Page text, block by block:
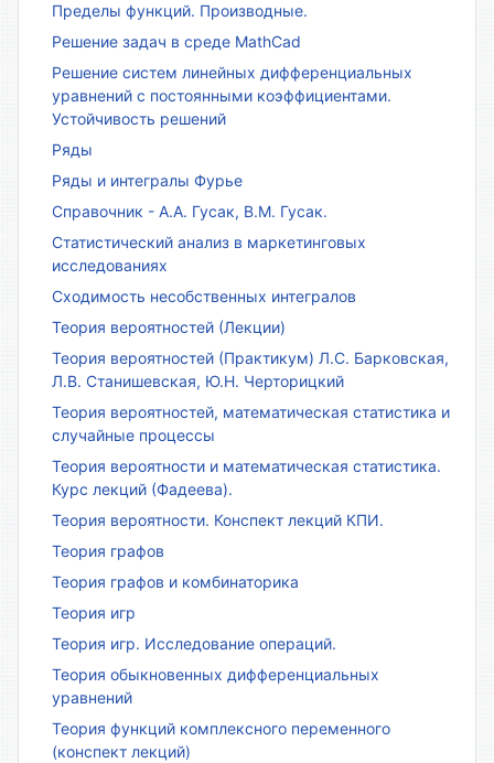
Пределы функций. Производные.
Решение задач в среде MathCad
Решение систем линейных дифференциальных
уравнений с постоянными коэффициентами.
Устойчивость решений
Ряды
Ряды и интегралы Фурье
Справочник - А.А. Гусак, В.М. Гусак.
Статистический анализ в маркетинговых
исследованиях
Сходимость несобственных интегралов
Теория вероятностей (Лекции)
Теория вероятностей (Практикум) Л.С. Барковская,
Л.В. Станишевская, Ю.Н. Черторицкий
Теория вероятностей, математическая статистика и
случайные процессы
Теория вероятности и математическая статистика.
Курс лекций (Фадеева).
Теория вероятности. Конспект лекций КПИ.
Теория графов
Теория графов и комбинаторика
Теория игр
Теория игр. Исследование операций.
Теория обыкновенных дифференциальных
уравнений
Теория функций комплексного переменного
(конспект лекций)